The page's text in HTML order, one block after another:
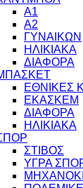
Α1
Α2
ΓΥΝΑΙΚΩΝ
ΗΛΙΚΙΑΚΑ
ΔΙΑΦΟΡΑ
ΕΘΝΙΚΕΣ
ΕΚΑΣΚΕΜ
ΔΙΑΦΟΡΑ
ΗΛΙΚΙΑΚΑ
ΣΤΙΒΟΣ
ΥΓΡΑ